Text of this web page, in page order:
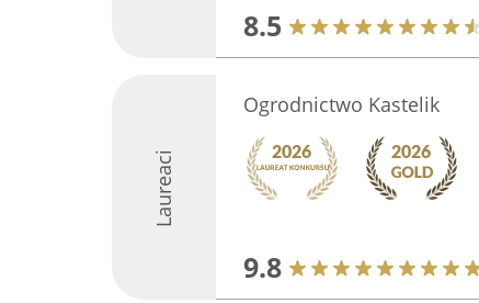
8.5
Laureaci
Ogrodnictwo Kastelik
9.8